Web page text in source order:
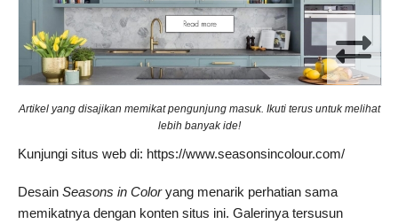
Artikel yang disajikan memikat pengunjung masuk. Ikuti terus untuk melihat
lebih banyak ide!
Kunjungi situs web di: https://www.seasonsincolour.com/
Desain Seasons in Coloryang menarik perhatian sama
memikatnya dengan konten situs ini. Galerinya tersusun